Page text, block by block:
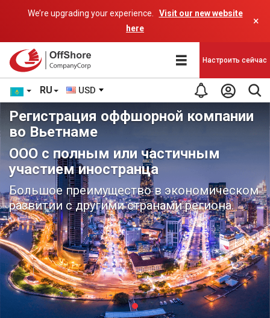
We’re upgrading your experience.
Visit our new website
here
×
RU USD
Настроить сейчас
Регистрация оффшорной компании
во Вьетнаме
ООО с полным или частичным
участием иностранца
Большое преимущество в экономическом
развитии с другими странами региона.